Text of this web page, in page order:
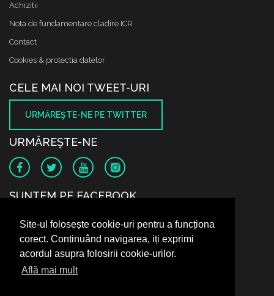
Site-ul folosește cookie-uri pentru a funcționa
corect. Continuând navigarea, iți exprimi
acordul asupra folosirii cookie-urilor.
Află mai mult
Achizitii
Nota de fundamentare cladire ICR
Contact
Cookies & protectia datelor
CELE MAI NOI TWEET-URI
URMĂREŞTE-NE PE TWITTER
URMĂREŞTE-NE
SUNTEM PE FACEBOOK